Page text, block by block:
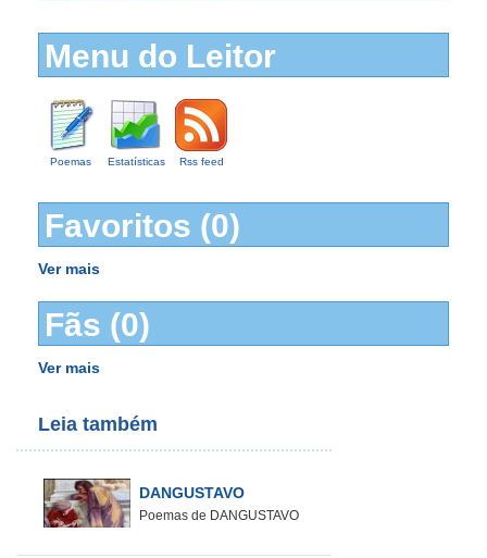
Menu do Leitor
Poemas Estatísticas Rss feed
Favoritos (0)
Ver mais
Fãs (0)
Ver mais
Leia também
DANGUSTAVO
Poemas de DANGUSTAVO